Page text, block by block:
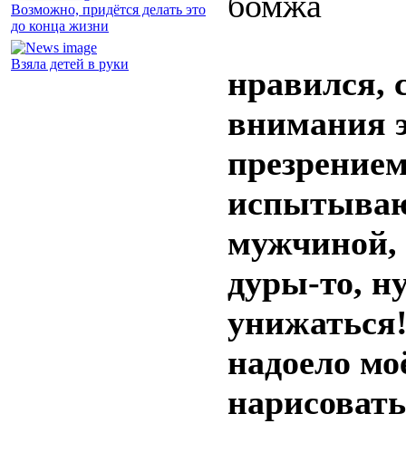
Возможно, придётся делать это
до конца жизни
Взяла детей в руки
нравился,
внимания
мужчиной,
дуры-то,
надоело